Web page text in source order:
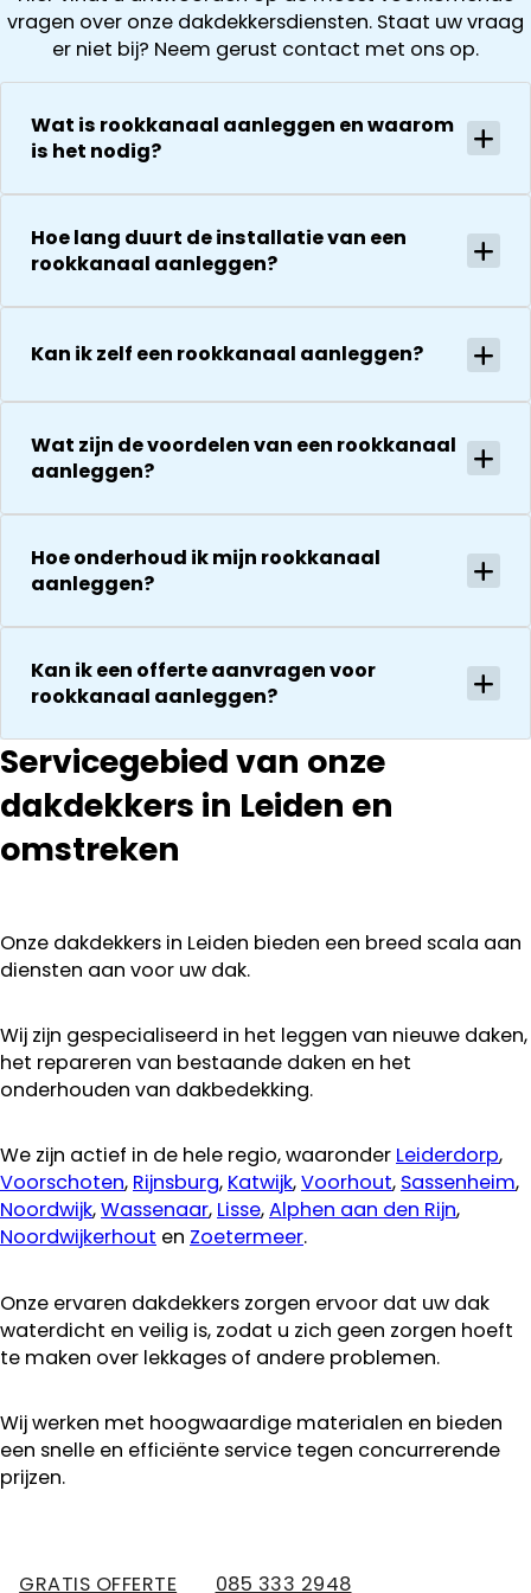
van de
aanrader!
had. Wij
kregen direct
een offerte
na 1 week
herstel. Nu 1
dakdekker
bedanken
voor de
zijn
Het is nog
steeds
droog!!! Dus
sterren review
waard door
en snelle
foto’s zien).
offerte is
vervolgens
helder en
gedurende
hele proces
goed op de
stand van
De reparatie
vervolgens
onverwachte
zaken die ze
vakkundig
gerepareerd
kosten. Maar
ook dan
communeren
transparant.
vragen over onze dakdekkersdiensten. Staat uw vraag
er niet bij? Neem gerust contact met ons op.
Wat is rookkanaal aanleggen en waarom
is het nodig?
Hoe lang duurt de installatie van een
rookkanaal aanleggen?
Kan ik zelf een rookkanaal aanleggen?
Wat zijn de voordelen van een rookkanaal
aanleggen?
Hoe onderhoud ik mijn rookkanaal
aanleggen?
Kan ik een offerte aanvragen voor
rookkanaal aanleggen?
Servicegebied van onze
dakdekkers in Leiden en
omstreken
Onze dakdekkers in Leiden bieden een breed scala aan
diensten aan voor uw dak.
Wij zijn gespecialiseerd in het leggen van nieuwe daken,
het repareren van bestaande daken en het
onderhouden van dakbedekking.
We zijn actief in de hele regio, waaronder Leiderdorp,
Voorschoten, Rijnsburg, Katwijk,Voorhout, Sassenheim,
Noordwijk,Wassenaar, Lisse,Alphen aan den Rijn,
Noordwijkerhout en Zoetermeer.
Onze ervaren dakdekkers zorgen ervoor dat uw dak
waterdicht en veilig is, zodat u zich geen zorgen hoeft
te maken over lekkages of andere problemen.
Wij werken met hoogwaardige materialen en bieden
een snelle en efficiënte service tegen concurrerende
prijzen.
GRATIS OFFERTE 085 333 2948